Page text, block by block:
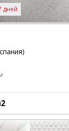
дней